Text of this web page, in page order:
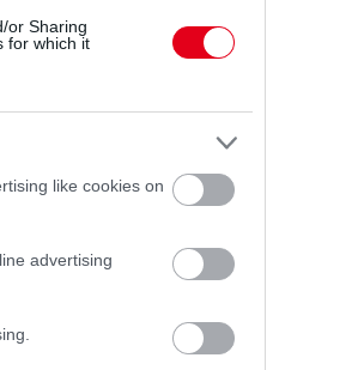
or Sharing
for which it
like cookies on
advertising
a
Newey biztos